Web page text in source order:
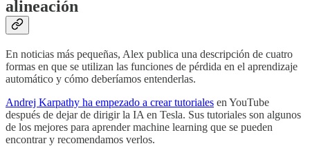
alineación
En noticias más pequeñas, Alex publica una descripción de cuatro
formas en que se utilizan las funciones de pérdida en el aprendizaje
automático y cómo deberíamos entenderlas.
Andrej Karpathy ha empezado a crear tutoriales en YouTube
después de dejar de dirigir la IA en Tesla. Sus tutoriales son algunos
de los mejores para aprender machine learning que se pueden
encontrar y recomendamos verlos.